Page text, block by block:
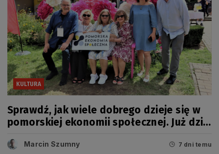
KULTURA
Sprawdź, jak wiele dobrego dzieje się w
pomorskiej ekonomii społecznej. Już dziś
Marcin Szumny 7 dni temu